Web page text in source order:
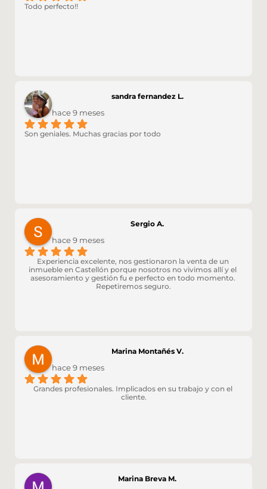
Todo perfecto!!
sandra fernandez L.
hace 9 meses
Son geniales. Muchas gracias por todo
Sergio A.
hace 9 meses
Experiencia excelente, nos gestionaron la venta de un
inmueble en Castellón porque nosotros no vivimos allí y el
asesoramiento y gestión fu e perfecto en todo momento.
Repetiremos seguro.
Marina Montañés V.
hace 9 meses
Grandes profesionales. Implicados en su trabajo y con el
cliente.
Marina Breva M.